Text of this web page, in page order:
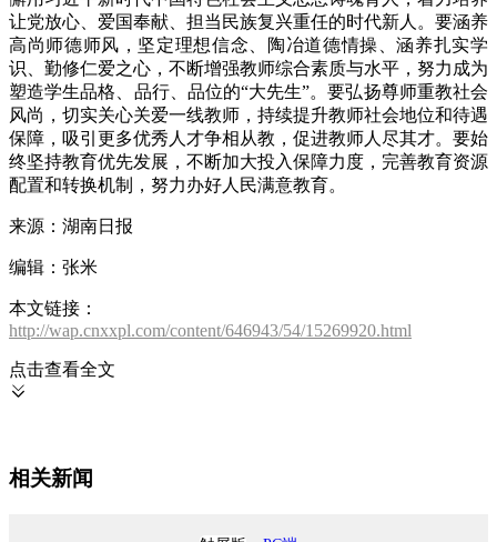
让党放心、爱国奉献、担当民族复兴重任的时代新人。要涵养
高尚师德师风，坚定理想信念、陶冶道德情操、涵养扎实学
识、勤修仁爱之心，不断增强教师综合素质与水平，努力成为
塑造学生品格、品行、品位的“大先生”。要弘扬尊师重教社会
风尚，切实关心关爱一线教师，持续提升教师社会地位和待遇
保障，吸引更多优秀人才争相从教，促进教师人尽其才。要始
终坚持教育优先发展，不断加大投入保障力度，完善教育资源
配置和转换机制，努力办好人民满意教育。
来源：湖南日报
编辑：张米
本文链接：
http://wap.cnxxpl.com/content/646943/54/15269920.html
点击查看全文

相关新闻